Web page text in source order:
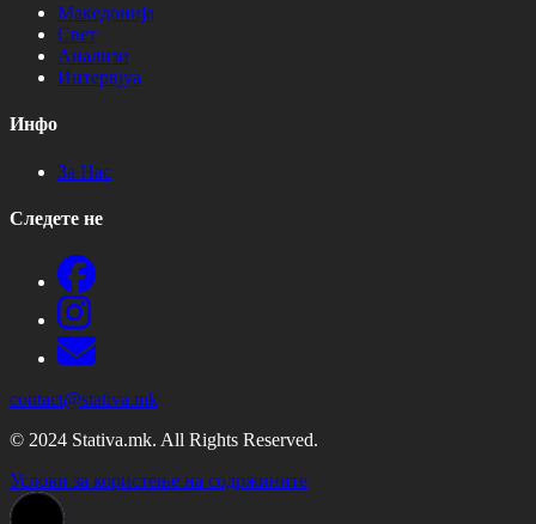
Македонија
Свет
Анализи
Интервјуа
Инфо
За Нас
Следете не
contact@stativa.mk
© 2024 Stativa.mk. All Rights Reserved.
Услови за користење на содржините